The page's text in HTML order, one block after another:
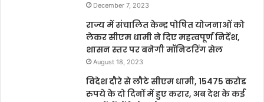
December 7, 2023
राज्य में संचालित केन्द्र पोषित योजनाओं को
लेकर सीएम धामी ने दिए महत्वपूर्ण निर्देश,
शासन स्तर पर बनेगी मॉनिटरिंग सेल
August 18, 2023
विदेश दौरे से लौटे सीएम धामी, 15475 करोड
रुपये के दो दिनों में हुए करार, अब देश के कई